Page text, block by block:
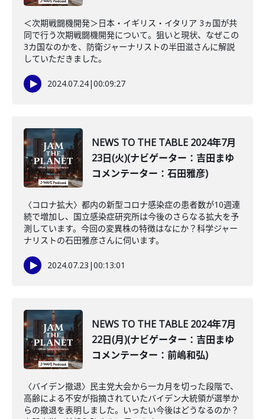
＜次期戦闘機開発＞日本・イギリス・イタリア 3ヵ国が共
同で行う次期戦闘機開発について。狙いと現状、なぜこの
3カ国なのかを、防衛ジャーナリストの半田滋さんに解説
していただきました。
2024.07.24|00:09:27
NEWS TO THE TABLE 2024年7月
23日(火)(ナビゲーター：吉田まゆ
コメンテーター：石田雅彦)
〈コロナ拡大〉都内の新型コロナ感染症の患者数が10週連
続で増加し、国立感染症研究所は今後のさらなる拡大を予
測しています。今回の変異株の特徴はなにか？科学ジャー
ナリストの石田雅彦さんに伺います。
2024.07.23 |00:13:01
NEWS TO THE TABLE 2024年7月
22日(月)(ナビゲーター：吉田まゆ
コメンテーター：前嶋和弘)
〈バイデン撤退〉民主党大会から一カ月を切った段階で、
高齢による不安が指摘されていたバイデン大統領が選挙か
らの撤退を表明しました。いったい今後はどうなるのか？